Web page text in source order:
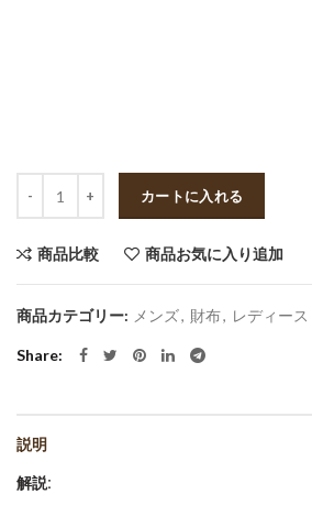
カートに入れる
商品比較 商品お気に入り追加
商品カテゴリー: メンズ, 財布, レディース
Share
説明
解説: